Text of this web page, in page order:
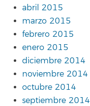
abril 2015
marzo 2015
febrero 2015
enero 2015
diciembre 2014
noviembre 2014
octubre 2014
septiembre 2014